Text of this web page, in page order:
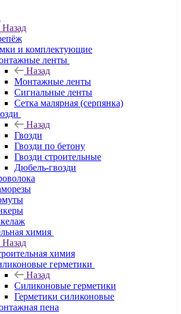
Назад
и комплектующие
ленты
Назад
Монтажные ленты
Сигнальные ленты
Сетка малярная (серпянка)
Назад
Гвозди
Гвозди по бетону
Гвозди строительные
Дюбель-гвозди
химия
Назад
химия
герметики
Назад
Силиконовые герметики
Герметики силиконовые
пена